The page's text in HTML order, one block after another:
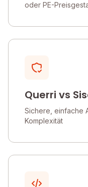
oder PE-
Querri vs
Sichere, einfache
Komplexität